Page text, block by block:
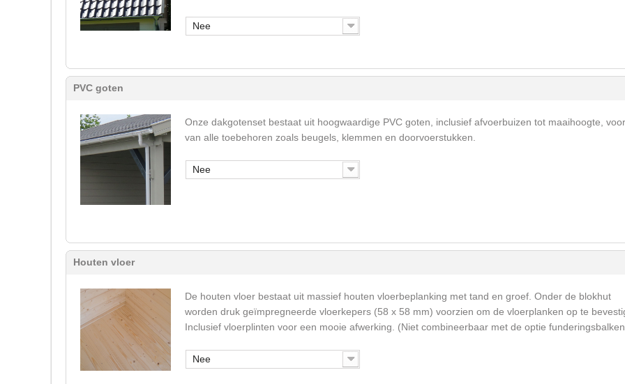
Nee
PVC goten
Onze dakgotenset bestaat uit hoogwaardige PVC goten, inclusief afvoerbuizen tot maaihoogte,
van alle toebehoren zoals beugels, klemmen en doorvoerstukken.
Nee
Houten vloer
De houten vloer bestaat uit massief houten vloerbeplanking met tand en groef. Onder de blokhut
worden druk geïmpregneerde vloerkepers (58 x 58 mm) voorzien om de vloerplanken op te
Inclusief vloerplinten voor een mooie afwerking. (Niet combineerbaar met de optie
Nee